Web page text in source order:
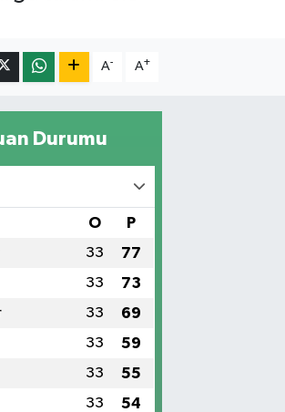
A- A+
Durumu
O P
33 77
33 73
33 69
33 59
33 55
33 54